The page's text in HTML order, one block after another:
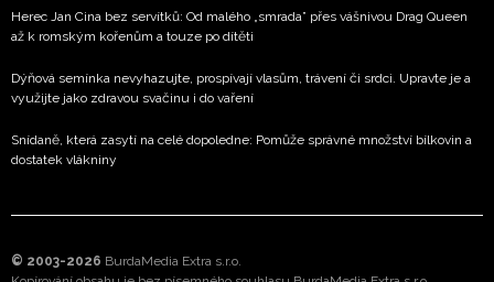
Herec Jan Cina bez servítků: Od malého „smrada” přes vášnivou Drag Queen
až k romským kořenům a touze po dítěti
Dýňová semínka nevyhazujte, prospívají vlasům, trávení či srdci. Upravte je a
využijte jako zdravou svačinu i do vaření
Snídaně, která zasytí na celé dopoledne: Pomůže správné množství bílkovin a
dostatek vlákniny
© 2003-2026 BurdaMedia Extra s.r.o.